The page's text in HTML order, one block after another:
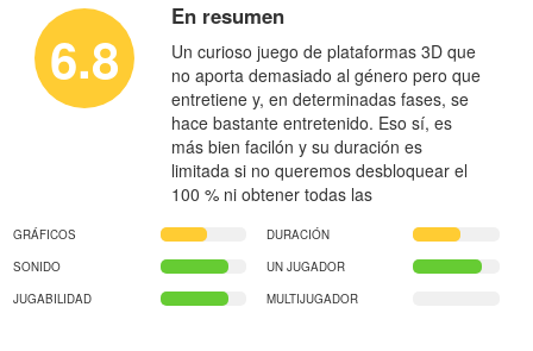
6.8
En resumen
Un curioso juego de plataformas 3D que
no aporta demasiado al género pero que
entretiene y, en determinadas fases, se
hace bastante entretenido. Eso sí, es
más bien facilón y su duración es
limitada si no queremos desbloquear el
100 % ni obtener todas las
GRÁFICOS
DURACIÓN
SONIDO
UN JUGADOR
JUGABILIDAD
MULTIJUGADOR